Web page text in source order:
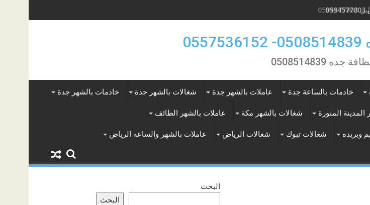
0508514839
خادمات بالساعة جدة عاملات بالشهر جدة شغالات بالشهر جدة خادمات بالشهر جدة
المنورة شغالات بالشهر مكة عاملات بالشهر الطائف
وبريده شغالات تبوك شغالات الرياض عاملات بالشهر والساعه الرياض
البحث
البحث